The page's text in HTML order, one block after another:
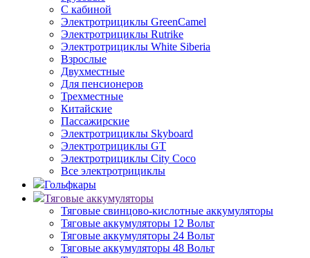
С кабиной
Электротрициклы GreenCamel
Электротрициклы Rutrike
Электротрициклы White Siberia
Взрослые
Двухместные
Для пенсионеров
Трехместные
Китайские
Пассажирские
Электротрициклы Skyboard
Электротрициклы GT
Электротрициклы City Coco
Все электротрициклы
Гольфкары
Тяговые аккумуляторы
Тяговые свинцово-кислотные аккумуляторы
Тяговые аккумуляторы 12 Вольт
Тяговые аккумуляторы 24 Вольт
Тяговые аккумуляторы 48 Вольт